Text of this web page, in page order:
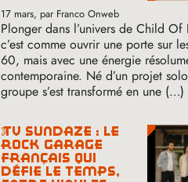
17 mars, par Franco Onweb
Plonger dans l’univers de Child Of
c’est comme ouvrir une porte sur
60, mais avec une énergie
contemporaine. Né d’un projet
groupe s’est transformé en une (…)
tv sundaze : le
rock garage
français qui
défie le temps,